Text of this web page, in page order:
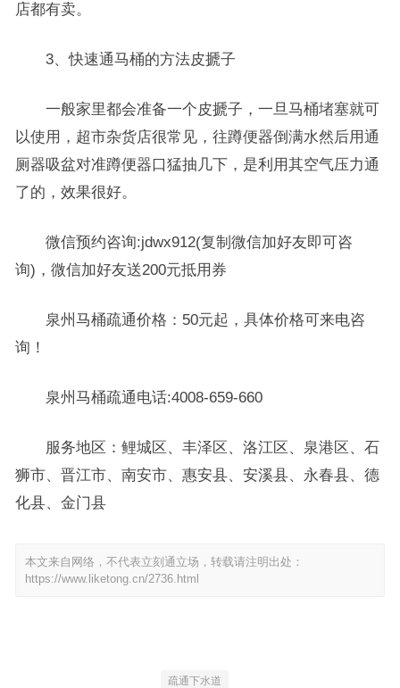
店都有卖。
3、快速通马桶的方法皮搋子
一般家里都会准备一个皮搋子，一旦马桶堵塞就可
以使用，超市杂货店很常见，往蹲便器倒满水然后用通
厕器吸盆对准蹲便器口猛抽几下，是利用其空气压力通
了的，效果很好。
微信预约咨询:jdwx912(复制微信加好友即可咨
询)，微信加好友送200元抵用券
泉州马桶疏通价格：50元起，具体价格可来电咨
询！
泉州马桶疏通电话:4008-659-660
服务地区：鲤城区、丰泽区、洛江区、泉港区、石
狮市、晋江市、南安市、惠安县、安溪县、永春县、德
化县、金门县
本文来自网络，不代表立刻通立场，转载请注明出处：
https://www.liketong.cn/2736.html
疏通下水道